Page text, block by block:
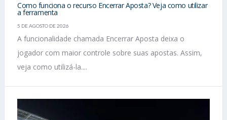
Como funciona o recurso Encerrar Aposta? Veja como utilizar
a ferramenta
5 DE AGOSTO DE 2026
A funcionalidade chamada Encerrar Aposta deixa o
jogador com maior controle sobre suas apostas. Assim,
veja como utilizá-la....